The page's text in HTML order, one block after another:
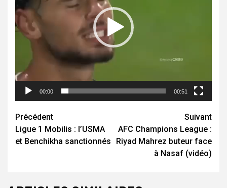
00:00 00:51
Navigation
d’article
Précédent
Ligue 1 Mobilis : l’USMA
et Benchikha sanctionnés
Suivant
AFC Champions League :
Riyad Mahrez buteur face
à Nasaf (vidéo)